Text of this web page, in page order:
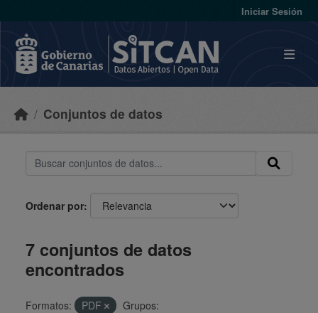
Iniciar Sesión
Conjuntos de datos
Ordenar por
7 conjuntos de datos
encontrados
Formatos: PDF
Grupos: